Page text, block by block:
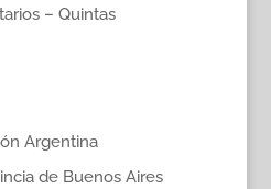
– Quintas
Argentina
de Buenos Aires